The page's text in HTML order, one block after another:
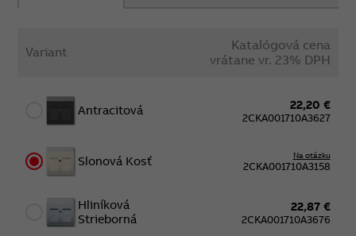
Variant
Katalógová cena
vrátane vr. 23% DPH
Antracitová 22,20 €
2CKA001710A3627
Slonová Kosť Na otázku
2CKA001710A3158
Hliníková
Strieborná
22,87 €
2CKA001710A3676